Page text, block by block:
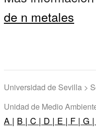
de n metales
Universidad de Sevilla >
Unidad de Medio
A | B | C | D | E | F | G |